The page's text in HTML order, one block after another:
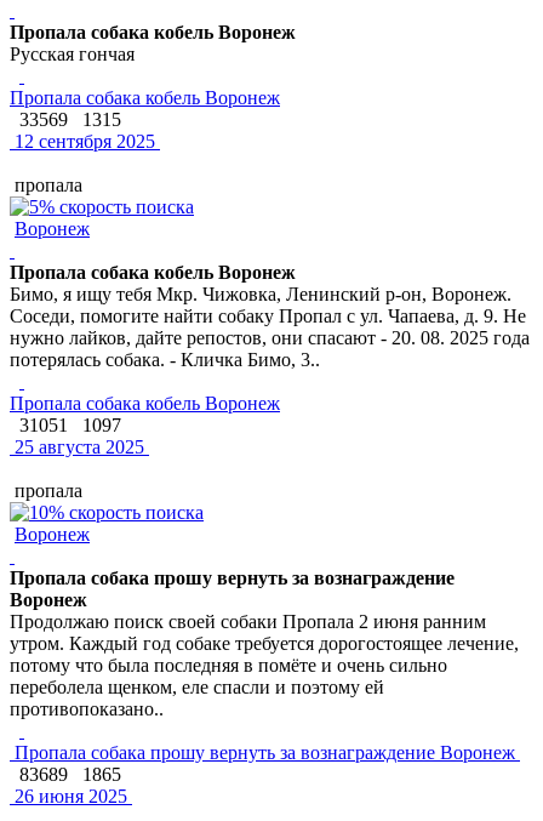
Пропала собака кобель Воронеж
Русская гончая
Пропала собака кобель Воронеж
33569
1315
12 сентября 2025
пропала
Воронеж
Пропала собака кобель Воронеж
Бимо, я ищу тебя Мкр. Чижовка, Ленинский р-он, Воронеж.
Соседи, помогите найти собаку Пропал с ул. Чапаева, д. 9. Не
нужно лайков, дайте репостов, они спасают - 20. 08. 2025 года
потерялась собака. - Кличка Бимо, 3..
Пропала собака кобель Воронеж
31051
1097
25 августа 2025
пропала
Воронеж
Пропала собака прошу вернуть за вознаграждение
Воронеж
Продолжаю поиск своей собаки Пропала 2 июня ранним
утром. Каждый год собаке требуется дорогостоящее лечение,
потому что была последняя в помёте и очень сильно
переболела щенком, еле спасли и поэтому ей
противопоказано..
Пропала собака прошу вернуть за вознаграждение Воронеж
83689
1865
26 июня 2025